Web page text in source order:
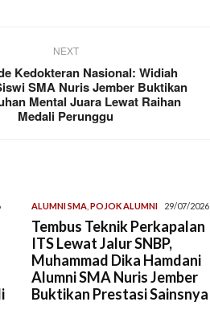
NEXT
Kedokteran Nasional: Widiah
SMA Nuris Jember Buktikan
Mental Juara Lewat Raihan
Medali Perunggu
ALUMNI SMA ,POJOK ALUMNI 29/07/2026
Tembus Teknik Perkapalan
ITS Lewat Jalur SNBP,
Muhammad Dika Hamdani
Alumni SMA Nuris Jember
Buktikan Prestasi Sainsnya